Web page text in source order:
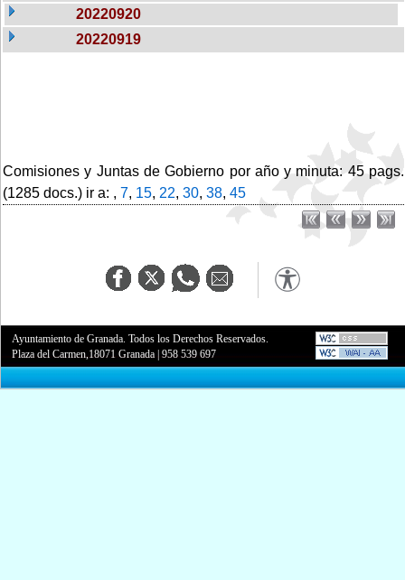
20220920
20220919
Comisiones y Juntas de Gobierno por año y minuta: 45 pags.
(1285 docs.) ir a: , 7, 15, 22, 30, 38, 45
Ayuntamiento de Granada. Todos los Derechos Reservados.
Plaza del Carmen,18071 Granada |958 539 697